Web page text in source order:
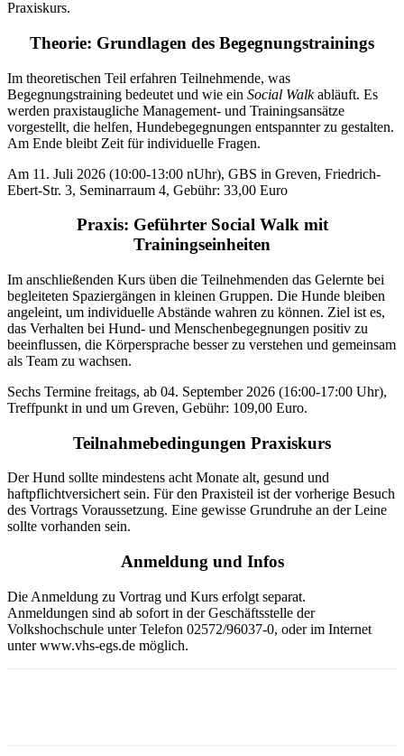
Praxiskurs.
Theorie: Grundlagen des Begegnungstrainings
Im theoretischen Teil erfahren Teilnehmende, was
Begegnungstraining bedeutet und wie ein Social Walkabläuft. Es
werden praxistaugliche Management- und Trainingsansätze
vorgestellt, die helfen, Hundebegegnungen entspannter zu gestalten.
Am Ende bleibt Zeit für individuelle Fragen.
Am 11. Juli 2026 (10:00-13:00 nUhr), GBS in Greven, Friedrich-
Ebert-Str. 3, Seminarraum 4, Gebühr: 33,00 Euro
Praxis: Geführter Social Walk mit
Trainingseinheiten
Im anschließenden Kurs üben die Teilnehmenden das Gelernte bei
begleiteten Spaziergängen in kleinen Gruppen. Die Hunde bleiben
angeleint, um individuelle Abstände wahren zu können. Ziel ist es,
das Verhalten bei Hund- und Menschenbegegnungen positiv zu
beeinflussen, die Körpersprache besser zu verstehen und gemeinsam
als Team zu wachsen.
Sechs Termine freitags, ab 04. September 2026 (16:00-17:00 Uhr),
Treffpunkt in und um Greven, Gebühr: 109,00 Euro.
Teilnahmebedingungen Praxiskurs
Der Hund sollte mindestens acht Monate alt, gesund und
haftpflichtversichert sein. Für den Praxisteil ist der vorherige Besuch
des Vortrags Voraussetzung. Eine gewisse Grundruhe an der Leine
sollte vorhanden sein.
Anmeldung und Infos
Die Anmeldung zu Vortrag und Kurs erfolgt separat.
Anmeldungen sind ab sofort in der Geschäftsstelle der
Volkshochschule unter Telefon 02572/96037-0, oder im Internet
unter www.vhs-egs.de möglich.